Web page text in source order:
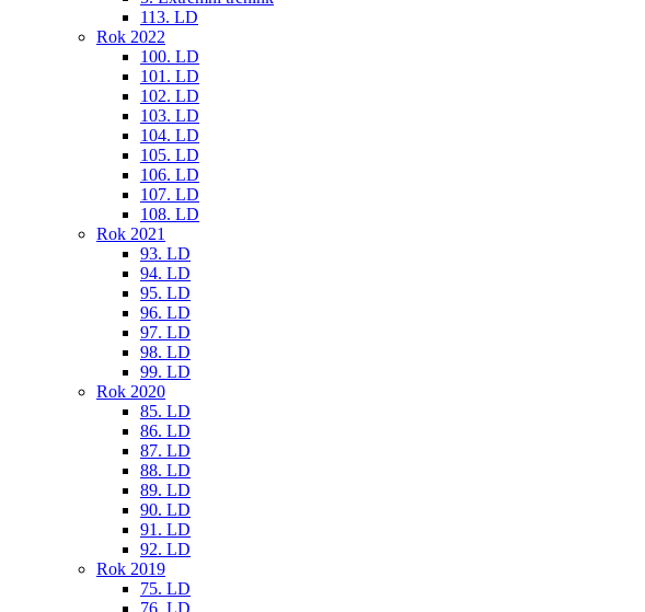
113. LD
Rok 2022
100. LD
101. LD
102. LD
103. LD
104. LD
105. LD
106. LD
107. LD
108. LD
Rok 2021
93. LD
94. LD
95. LD
96. LD
97. LD
98. LD
99. LD
Rok 2020
85. LD
86. LD
87. LD
88. LD
89. LD
90. LD
91. LD
92. LD
Rok 2019
75. LD
76. LD